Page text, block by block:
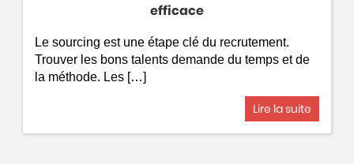
efficace
Le sourcing est une étape clé du recrutement.
Trouver les bons talents demande du temps et de
la méthode. Les […]
Lire la suite